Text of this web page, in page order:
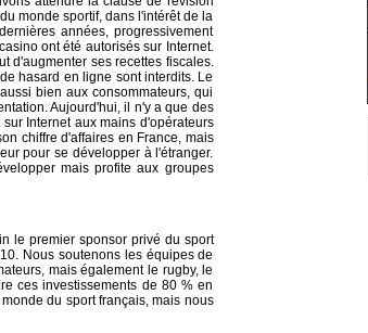
monde sportif, dans l'intérêt de la
années, progressivement
ont été autorisés sur Internet.
d'augmenter ses recettes fiscales.
hasard en ligne sont interdits. Le
bien aux consommateurs, qui
Aujourd'hui, il n'y a que des
Internet aux mains d'opérateurs
chiffre d'affaires en France, mais
pour se développer à l'étranger.
mais profite aux groupes
le premier sponsor privé du sport
Nous soutenons les équipes de
mais également le rugby, le
ces investissements de 80 % en
du sport français, mais nous